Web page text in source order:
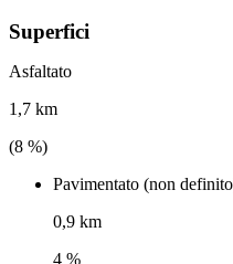
Superfici
Asfaltato
1,7 km
(8 %)
Pavimentato (non
0,9 km
4 %